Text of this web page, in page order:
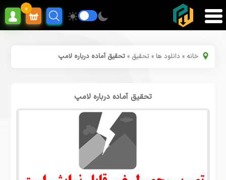
0
خانه » دانلود ها » تحقیق »تحقیق آماده درباره لامپ
تحقیق آماده درباره لامپ